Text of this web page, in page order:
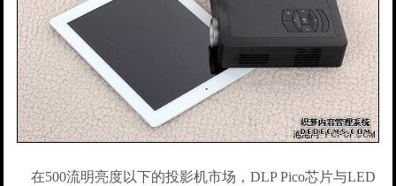
在500流明亮度以下的投影机市场，DLP Pico芯片与LED